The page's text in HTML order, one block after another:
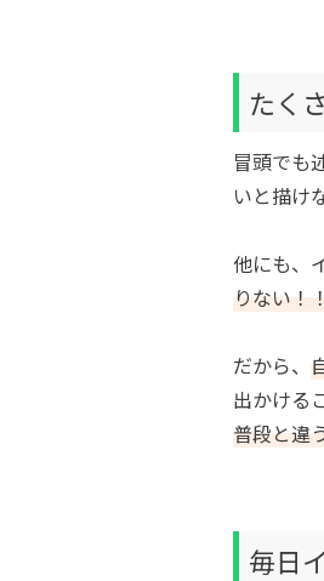
たく
冒頭でも
いと描け
他にも、
りない！
だから、
出かける
普段と違
毎日